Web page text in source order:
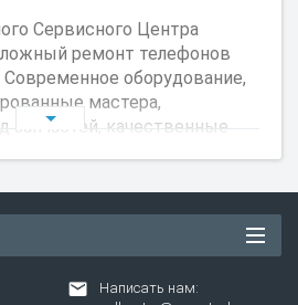
Сервисного Центра
ремонт телефонов
оборудование,
мастера,
запчастей, качественные
в ЕСЦ:
(трещины на дисплее и
Написать нам: